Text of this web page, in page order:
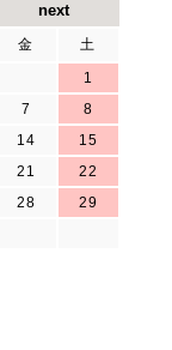
金
土
1
7
8
14
15
21
22
28
29